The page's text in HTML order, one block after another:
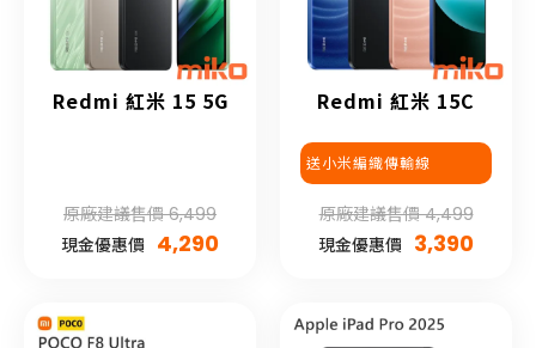
Redmi 紅米 15 5G
原廠建議售價 6,499
現金優惠價 4,290
Redmi 紅米 15C
送小米編織傳輸線
原廠建議售價 4,499
現金優惠價 3,390